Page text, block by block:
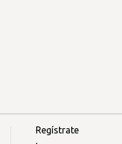
Regístrate